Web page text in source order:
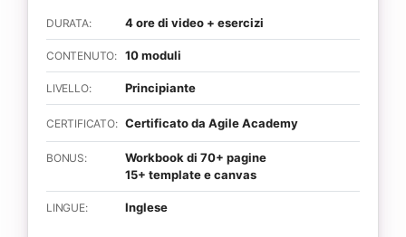
DURATA: 4 ore di video + esercizi
CONTENUTO: 10 moduli
LIVELLO: Principiante
CERTIFICATO: Certificato da Agile Academy
BONUS:
Workbook di 70+ pagine
15+ template e canvas
LINGUE: Inglese